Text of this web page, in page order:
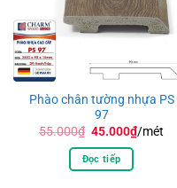
Phào chân tường nhựa PS
97
55.000₫ Giá
là:
55.000₫.
45.000₫Giá
hiện
/mét
Đọc tiếp